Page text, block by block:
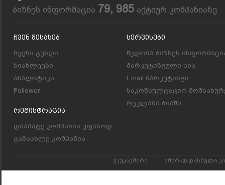
ბიზნეს ინფორმაცია 79, 985 აქტიურ კომპანიაზე
Ჩვენ Შესახებ
ჩვენი გუნდი
სიახლეები
ანალიტიკა
Follower
Რეგისტრაცია
დაამატე კომპანია უფასოდ
განაახლე კომპანია
Სერვისები
წვდომა ბიზნეს
მარკეტინგული სია
Email მარკეტინგი
საკონსულტაციო
რეკლამა ბიაში
უკუკავშირი ხშირად დასმული